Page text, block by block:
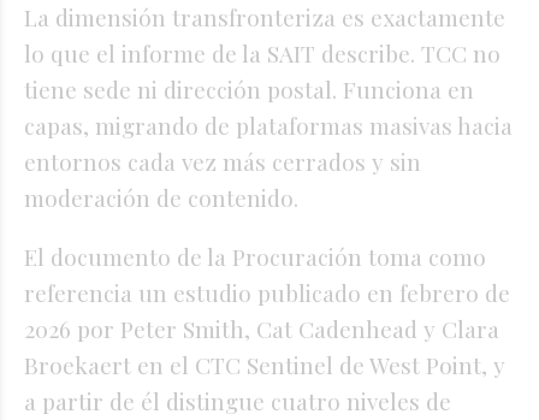
La dimensión transfronteriza es exactamente
lo que el informe de la SAIT describe. TCC no
tiene sede ni dirección postal. Funciona en
capas, migrando de plataformas masivas hacia
entornos cada vez más cerrados y sin
moderación de contenido.
El documento de la Procuración toma como
referencia un estudio publicado en febrero de
2026 por Peter Smith, Cat Cadenhead y Clara
Broekaert en el CTC Sentinel de West Point, y
a partir de él distingue cuatro niveles de